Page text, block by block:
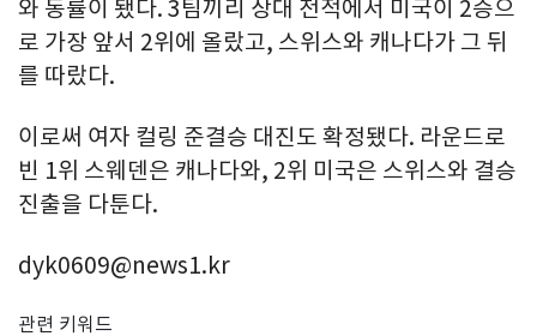
와 동률이 됐다. 3팀끼리 상대 전적에서 미국이 2승으
로 가장 앞서 2위에 올랐고, 스위스와 캐나다가 그 뒤
를 따랐다.
이로써 여자 컬링 준결승 대진도 확정됐다. 라운드로
빈 1위 스웨덴은 캐나다와, 2위 미국은 스위스와 결승
진출을 다툰다.
dyk0609@news1.kr
관련 키워드